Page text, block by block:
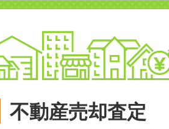
不動産売却査定